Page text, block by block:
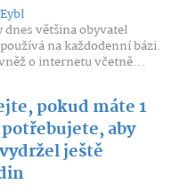
většina obyvatel
na každodenní bázi.
o internetu včetně...
pokud máte 1
aby
ještě